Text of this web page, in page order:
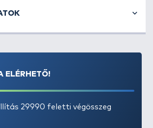
ELÉRHETŐ!
29990 feletti végösszeg